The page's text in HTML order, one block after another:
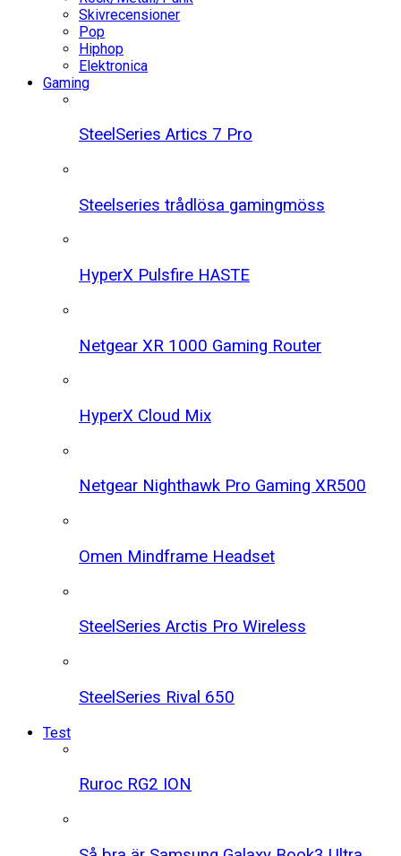
Skivrecensioner
Pop
Hiphop
Elektronica
Gaming
SteelSeries Artics 7 Pro
Steelseries trådlösa gamingmöss
HyperX Pulsfire HASTE
Netgear XR 1000 Gaming Router
HyperX Cloud Mix
Netgear Nighthawk Pro Gaming XR500
Omen Mindframe Headset
SteelSeries Arctis Pro Wireless
SteelSeries Rival 650
Test
Ruroc RG2 ION